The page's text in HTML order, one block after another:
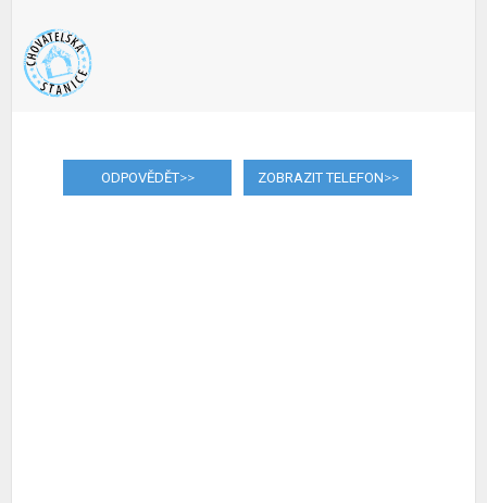
ODPOVĚDĚT>> ZOBRAZIT TELEFON>>